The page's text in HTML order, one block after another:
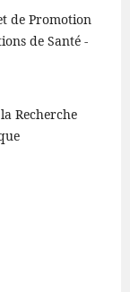
de Promotion
de Santé -
Recherche